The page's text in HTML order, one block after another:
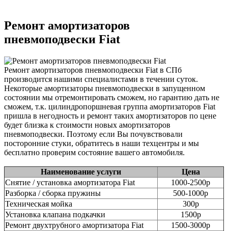
Ремонт амортизаторов
пневмоподвески Fiat
Ремонт амортизаторов пневмоподвески Fiat в СПб
производится нашими специалистами в течении суток.
Некоторые амортизаторы пневмоподвески в запущенном
состоянии мы отремонтировать сможем, но гарантию дать не
сможем, т.к. цилиндропоршневая группа амортизаторов Fiat
пришла в негодность и ремонт таких амортизаторов по цене
будет близка к стоимости новых амортизаторов
пневмоподвески. Поэтому если Вы почувствовали
посторонние стуки, обратитесь в наши техцентры и мы
бесплатно проверим состояние вашего автомобиля.
Наименование услуги
Цена
Снятие / установка амортизатора Fiat
1000-2500р
Разборка / сборка пружины
500-1000р
Техническая мойка
300р
Установка клапана подкачки
1500р
Ремонт двухтрубного амортизатора Fiat
1500-3000р